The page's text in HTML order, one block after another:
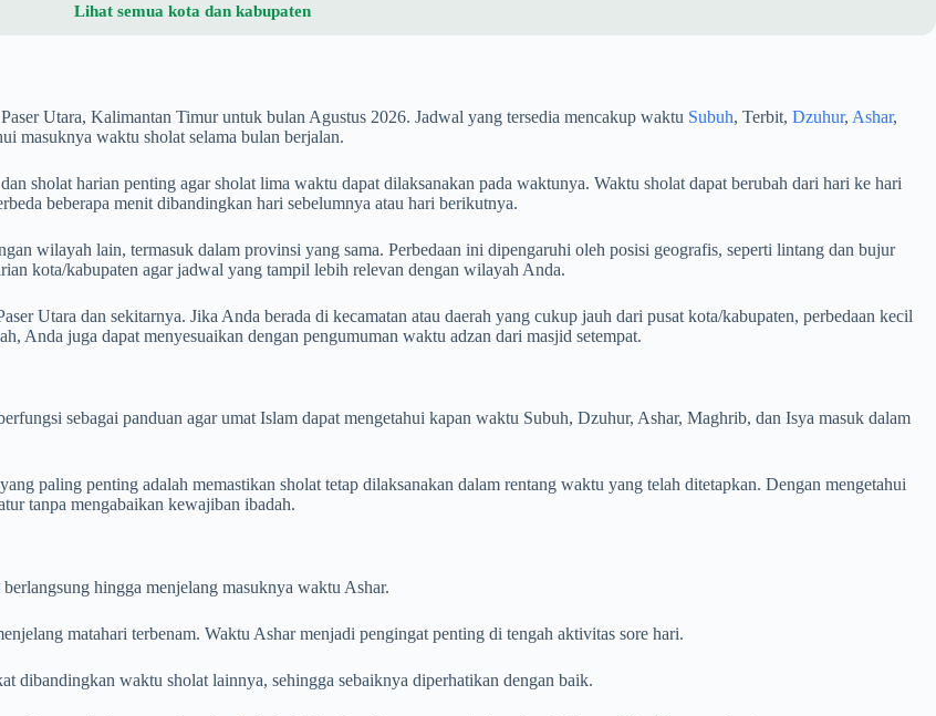
Lihat semua kota dan kabupaten
Utara, Kalimantan Timur untuk bulan Agustus 2026. Jadwal yang tersedia mencakup waktu Subuh, Terbit, Dzuhur, Ashar,
masuknya waktu sholat selama bulan berjalan.
sholat harian penting agar sholat lima waktu dapat dilaksanakan pada waktunya. Waktu sholat dapat berubah dari hari ke hari
beberapa menit dibandingkan hari sebelumnya atau hari berikutnya.
wilayah lain, termasuk dalam provinsi yang sama. Perbedaan ini dipengaruhi oleh posisi geografis, seperti lintang dan bujur
kota/kabupaten agar jadwal yang tampil lebih relevan dengan wilayah Anda.
Utara dan sekitarnya. Jika Anda berada di kecamatan atau daerah yang cukup jauh dari pusat kota/kabupaten, perbedaan kecil
Anda juga dapat menyesuaikan dengan pengumuman waktu adzan dari masjid setempat.
sebagai panduan agar umat Islam dapat mengetahui kapan waktu Subuh, Dzuhur, Ashar, Maghrib, dan Isya masuk dalam
paling penting adalah memastikan sholat tetap dilaksanakan dalam rentang waktu yang telah ditetapkan. Dengan mengetahui
tanpa mengabaikan kewajiban ibadah.
hingga menjelang masuknya waktu Ashar.
matahari terbenam. Waktu Ashar menjadi pengingat penting di tengah aktivitas sore hari.
dibandingkan waktu sholat lainnya, sehingga sebaiknya diperhatikan dengan baik.